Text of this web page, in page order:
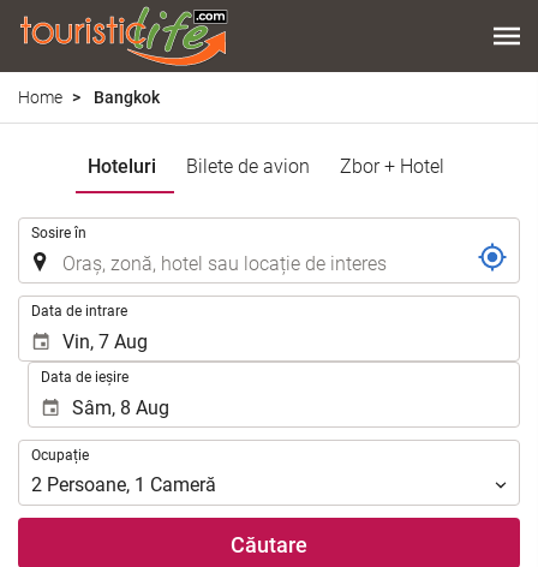
Home Bangkok
Hoteluri Bilete de avion Zbor + Hotel
Sosire în
Data de intrare
Data de ieșire
Ocupație
Ocupație
2 Persoane, 1 Cameră
Căutare